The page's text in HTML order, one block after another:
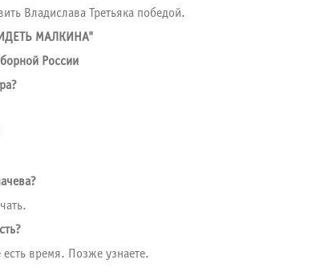
Владислава Третьяка победой.
МАЛКИНА"
России
время. Позже узнаете.